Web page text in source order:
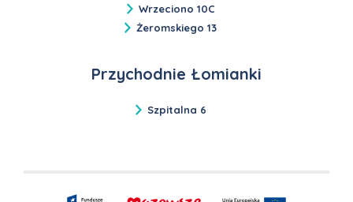
Wrzeciono 10C
Żeromskiego 13
Przychodnie Łomianki
Szpitalna 6